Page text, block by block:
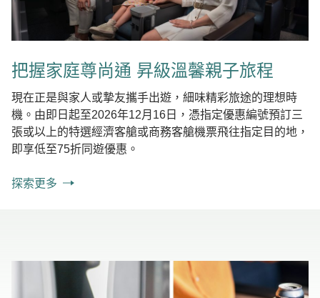
把握家庭尊尚通 昇級溫馨親子旅程
現在正是與家人或摯友攜手出遊，細味精彩旅途的理想時
機。由即日起至2026年12月16日，憑指定優惠編號預訂三
張或以上的特選經濟客艙或商務客艙機票飛往指定目的地，
即享低至75折同遊優惠。
探索更多